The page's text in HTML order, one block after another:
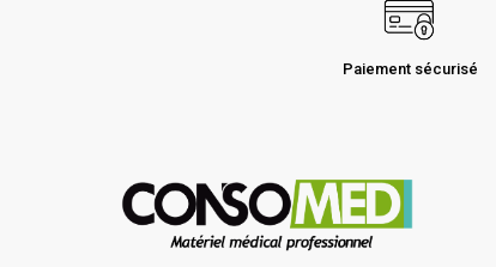
Paiement sécurisé